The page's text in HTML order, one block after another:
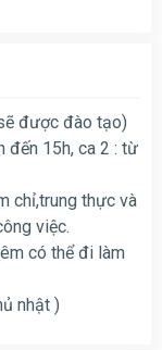
được đào tạo)
đến 15h, ca 2 : từ
chỉ,trung thực và
việc.
có thể đi làm
nhật )